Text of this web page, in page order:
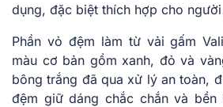
dụng, đặc biệt thích hợp cho
Phần vỏ đệm làm từ vải gấm
màu cơ bản gồm xanh, đỏ và
bông trắng đã qua xử lý an toàn,
đệm giữ dáng chắc chắn và